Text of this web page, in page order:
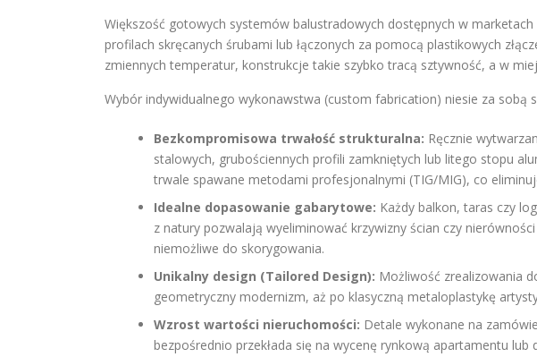
Większość gotowych systemów balustradowych dostępnych w
profilach skręcanych śrubami lub łączonych za pomocą plastikowych
zmiennych temperatur, konstrukcje takie szybko tracą sztywność, a w
Wybór indywidualnego wykonawstwa (custom fabrication) niesie za sobą
Bezkompromisowa trwałość strukturalna: Ręcznie
stalowych, grubościennych profili zamkniętych lub litego stopu
trwale spawane metodami profesjonalnymi (TIG/MIG), co
Idealne dopasowanie gabarytowe: Każdy balkon, taras czy
z natury pozwalają wyeliminować krzywizny ścian czy
niemożliwe do skorygowania.
Unikalny design (Tailored Design): Możliwość zrealizowania
geometryczny modernizm, aż po klasyczną metaloplastykę
Wzrost wartości nieruchomości: Detale wykonane na
bezpośrednio przekłada się na wycenę rynkową apartamentu lub